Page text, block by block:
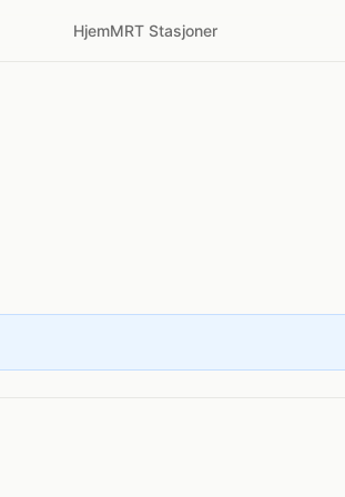
HjemMRT Stasjoner